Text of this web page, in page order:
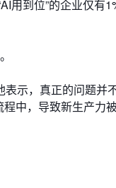
用到位”的企业仅有
示，真正的问题并
中，导致新生产力